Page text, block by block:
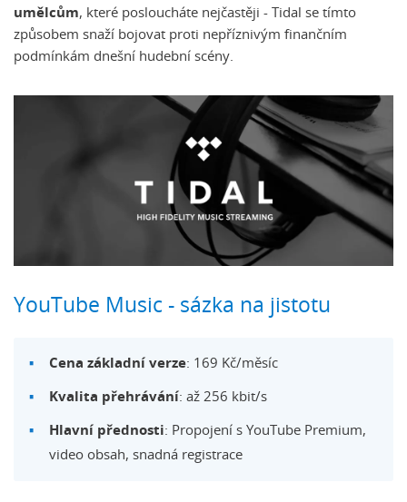
umělcům, které posloucháte nejčastěji - Tidal se tímto
způsobem snaží bojovat proti nepříznivým finančním
podmínkám dnešní hudební scény.
YouTube Music - sázka na jistotu
Cena základní verze: 169 Kč/měsíc
Kvalita přehrávání: až 256 kbit/s
Hlavní přednosti: Propojení s YouTube Premium,
video obsah, snadná registrace